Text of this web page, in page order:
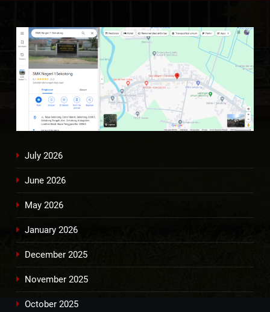
July 2026
June 2026
May 2026
January 2026
December 2025
November 2025
October 2025